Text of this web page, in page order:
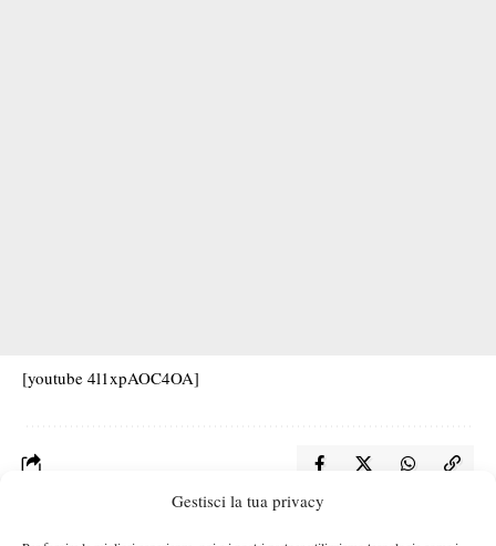
Gestisci la tua privacy
[youtube 4l1xpAOC4OA]